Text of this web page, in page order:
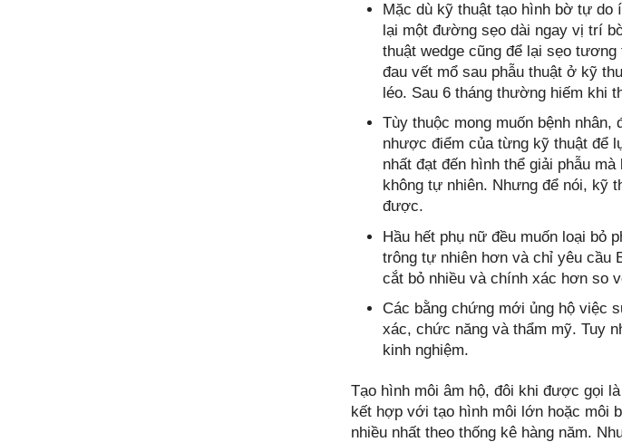
Mặc dù kỹ thuật tạo hình bờ tự do
lại một đường sẹo dài ngay vị trí
thuật wedge cũng để lại sẹo
đau vết mổ sau phẫu thuật ở kỹ
léo. Sau 6 tháng thường hiếm khi
Tùy thuộc mong muốn bệnh
nhược điểm của từng kỹ thuật để
nhất đạt đến hình thể giải phẫu
không tự nhiên. Nhưng để nói, kỹ
được.
Hầu hết phụ nữ đều muốn loại bỏ
trông tự nhiên hơn và chỉ yêu cầu
cắt bỏ nhiều và chính xác hơn so
Các bằng chứng mới ủng hộ việc
xác, chức năng và thẩm mỹ. Tuy
kinh nghiệm.
Tạo hình môi âm hộ, đôi khi được gọi
kết hợp với tạo hình môi lớn hoặc môi
nhiều nhất theo thống kê hàng năm.